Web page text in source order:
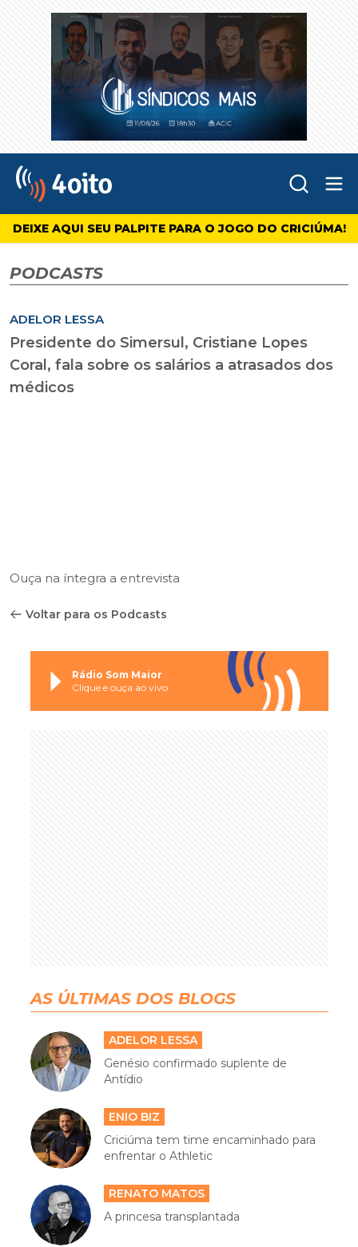
4oito
DEIXE AQUI SEU PALPITE PARA O JOGO DO CRICIÚMA!
PODCASTS
ADELOR LESSA
Presidente do Simersul, Cristiane Lopes
Coral, fala sobre os salários a atrasados dos
médicos
Ouça na íntegra a entrevista
Voltar para os Podcasts
Rádio Som Maior
Clique e ouça ao vivo
AS ÚLTIMAS DOS BLOGS
ADELOR LESSA
Genésio confirmado suplente de
Antídio
ENIO BIZ
Criciúma tem time encaminhado para
enfrentar o Athletic
RENATO MATOS
A princesa transplantada